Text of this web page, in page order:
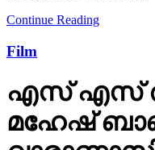
Continue Reading
Film
എസ് എസ്
മഹേഷ്